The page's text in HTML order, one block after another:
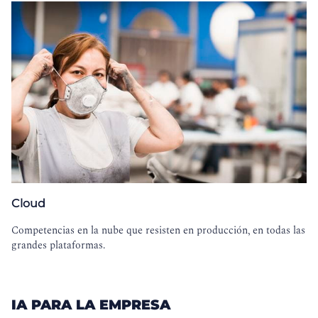
Cloud
Competencias en la nube que resisten en producción, en todas las
grandes plataformas.
IA PARA LA EMPRESA